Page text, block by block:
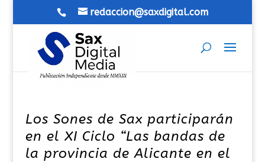
redaccion@saxdigital.com
Los Sones de Sax participarán
en el XI Ciclo “Las bandas de
la provincia de Alicante en el